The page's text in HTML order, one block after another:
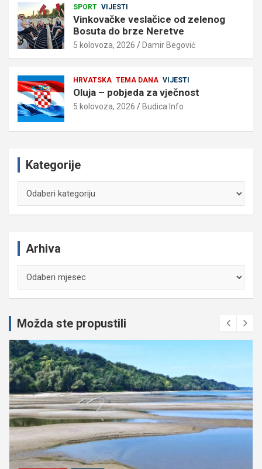
SPORT VIJESTI
Vinkovačke veslačice od zelenog
Bosuta do brze Neretve
5 kolovoza, 2026 Damir Begović
HRVATSKA TEMA DANA VIJESTI
Oluja – pobjeda za vječnost
5 kolovoza, 2026 Budica Info
Kategorije
Arhiva
Možda ste propustili